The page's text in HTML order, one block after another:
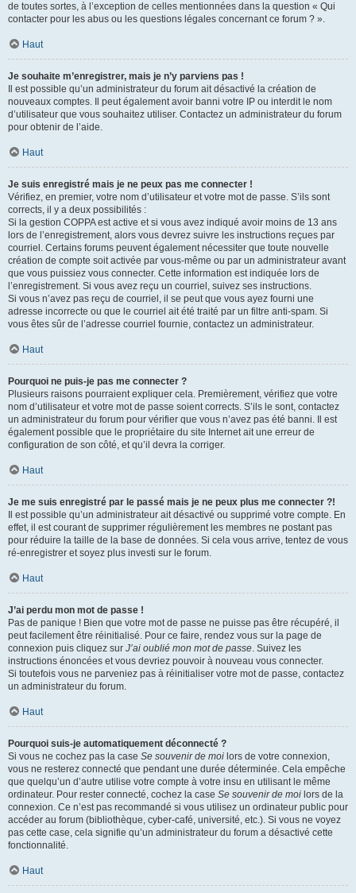
de toutes sortes, à l’exception de celles mentionnées dans la question « Qui
contacter pour les abus ou les questions légales concernant ce forum ? ».
Haut
Je souhaite m’enregistrer, mais je n’y parviens pas !
Il est possible qu’un administrateur du forum ait désactivé la création de
nouveaux comptes. Il peut également avoir banni votre IP ou interdit le nom
d’utilisateur que vous souhaitez utiliser. Contactez un administrateur du forum
pour obtenir de l’aide.
Haut
Je suis enregistré mais je ne peux pas me connecter !
Vérifiez, en premier, votre nom d’utilisateur et votre mot de passe. S’ils sont
corrects, il y a deux possibilités :
Si la gestion COPPA est active et si vous avez indiqué avoir moins de 13 ans
lors de l’enregistrement, alors vous devrez suivre les instructions reçues par
courriel. Certains forums peuvent également nécessiter que toute nouvelle
création de compte soit activée par vous-même ou par un administrateur avant
que vous puissiez vous connecter. Cette information est indiquée lors de
l’enregistrement. Si vous avez reçu un courriel, suivez ses instructions.
Si vous n’avez pas reçu de courriel, il se peut que vous ayez fourni une
adresse incorrecte ou que le courriel ait été traité par un filtre anti-spam. Si
vous êtes sûr de l’adresse courriel fournie, contactez un administrateur.
Haut
Pourquoi ne puis-je pas me connecter ?
Plusieurs raisons pourraient expliquer cela. Premièrement, vérifiez que votre
nom d’utilisateur et votre mot de passe soient corrects. S’ils le sont, contactez
un administrateur du forum pour vérifier que vous n’avez pas été banni. Il est
également possible que le propriétaire du site Internet ait une erreur de
configuration de son côté, et qu’il devra la corriger.
Haut
Je me suis enregistré par le passé mais je ne peux plus me connecter ?!
Il est possible qu’un administrateur ait désactivé ou supprimé votre compte. En
effet, il est courant de supprimer régulièrement les membres ne postant pas
pour réduire la taille de la base de données. Si cela vous arrive, tentez de vous
ré-enregistrer et soyez plus investi sur le forum.
Haut
J’ai perdu mon mot de passe !
Pas de panique ! Bien que votre mot de passe ne puisse pas être récupéré, il
peut facilement être réinitialisé. Pour ce faire, rendez vous sur la page de
connexion puis cliquez sur J’ai oublié mon mot de passe. Suivez les
instructions énoncées et vous devriez pouvoir à nouveau vous connecter.
Si toutefois vous ne parveniez pas à réinitialiser votre mot de passe, contactez
un administrateur du forum.
Haut
Pourquoi suis-je automatiquement déconnecté ?
Si vous ne cochez pas la case Se souvenir de moi lors de votre connexion,
vous ne resterez connecté que pendant une durée déterminée. Cela empêche
que quelqu’un d’autre utilise votre compte à votre insu en utilisant le même
ordinateur. Pour rester connecté, cochez la case Se souvenir de moi lors de la
connexion. Ce n’est pas recommandé si vous utilisez un ordinateur public pour
accéder au forum (bibliothèque, cyber-café, université, etc.). Si vous ne voyez
pas cette case, cela signifie qu’un administrateur du forum a désactivé cette
fonctionnalité.
Haut